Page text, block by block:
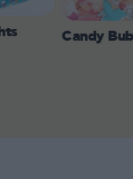
Candy